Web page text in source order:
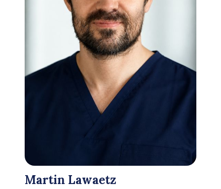
Martin Lawaetz